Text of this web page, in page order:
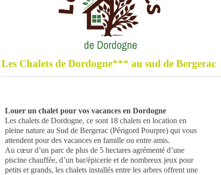
Les Chalets de Dordogne*** au sud de Bergerac
Louer un chalet pour vos vacances en Dordogne
Les chalets de Dordogne, ce sont 18 chalets en location en
pleine nature au Sud de Bergerac (Périgord Pourpre) qui vous
attendent pour des vacances en famille ou entre amis.
Au cœur d’un parc de plus de 5 hectares agrémenté d’une
piscine chauffée, d’un bar/épicerie et de nombreux jeux pour
petits et grands, les chalets installés entre les arbres offrent une